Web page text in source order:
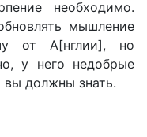
необходимо.
мышление
от А[нглии], но
у него недобрые
должны знать.